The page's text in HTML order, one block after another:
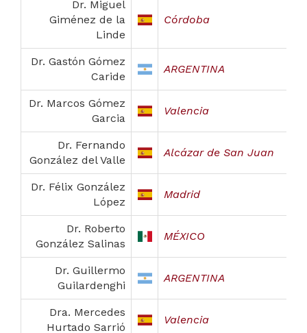
Dr. Miguel
Giménez de la
Linde
Córdoba
Dr. Gastón Gómez
Caride
ARGENTINA
Dr. Marcos Gómez
Garcia
Valencia
Dr. Fernando
González del Valle
Alcázar de San Juan
Dr. Félix González
López
Madrid
Dr. Roberto
González Salinas
MÉXICO
Dr. Guillermo
Guilardenghi
ARGENTINA
Dra. Mercedes
Hurtado Sarrió
Valencia